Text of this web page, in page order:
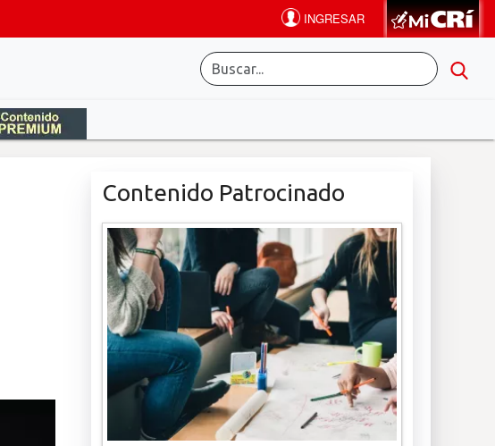
Contenido Patrocinado